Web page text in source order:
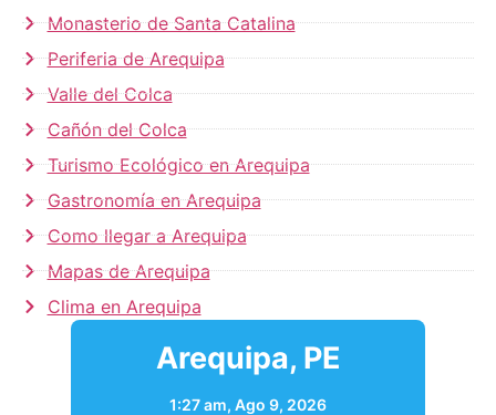
Monasterio de Santa Catalina
Periferia de Arequipa
Valle del Colca
Cañón del Colca
Turismo Ecológico en Arequipa
Gastronomía en Arequipa
Como llegar a Arequipa
Mapas de Arequipa
Clima en Arequipa
Arequipa, PE
1:27 am, Ago 9, 2026